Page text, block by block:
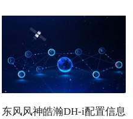
东风风神皓瀚DH-i配置信息